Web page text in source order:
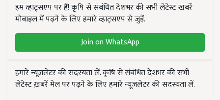
हम व्हाट्सएप पर हैं! कृषि से संबंधित देशभर की सभी लेटेस्ट ख़बरें
मोबाइल में पढ़ने के लिए हमारे व्हाट्सएप से जुड़ें.
Join on WhatsApp
हमारे न्यूज़लेटर की सदस्यता लें. कृषि से संबंधित देशभर की सभी
लेटेस्ट ख़बरें मेल पर पढ़ने के लिए हमारे न्यूज़लेटर की सदस्यता लें.